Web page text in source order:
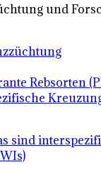
und
Rebsorten
sind